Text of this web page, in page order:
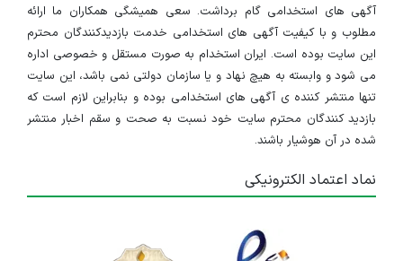
آگهی های استخدامی گام برداشت. سعی همیشگی همکاران ما ارائه
مطلوب و با کیفیت آگهی های استخدامی خدمت بازدیدکنندگان محترم
این سایت بوده است. ایران استخدام به صورت مستقل و خصوصی اداره
می شود و وابسته به هیچ نهاد و یا سازمان دولتی نمی باشد، این سایت
تنها منتشر کننده ی آگهی های استخدامی بوده و بنابراین لازم است که
بازدید کنندگان محترم سایت خود نسبت به صحت و سقم اخبار منتشر
شده در آن هوشیار باشند.
نماد اعتماد الکترونیکی